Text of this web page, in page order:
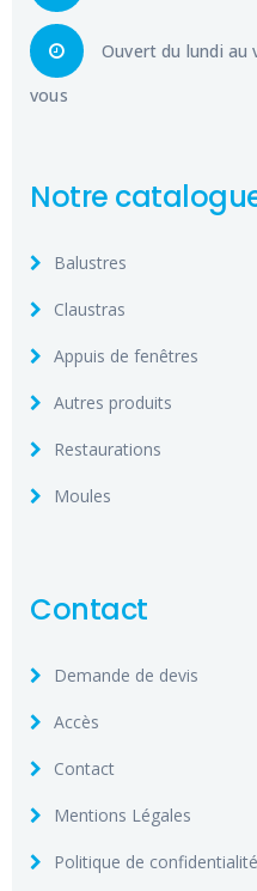
Ouvert du lundi au
vous
Notre
Balustres
Claustras
Appuis de fenêtres
Autres produits
Restaurations
Moules
Contact
Demande de devis
Accès
Contact
Mentions Légales
Politique de confidentialité